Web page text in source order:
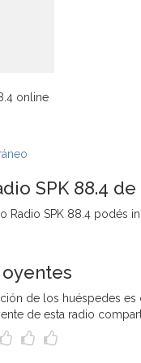
online
SPK 88.4
Radio SPK 88.4 podés
de los huéspedes
de esta radio